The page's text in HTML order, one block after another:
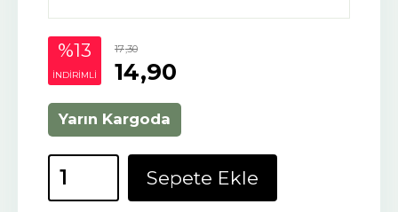
%13
INDIRIMLI
17,30
14,90
Yarın Kargoda
Sepete Ekle